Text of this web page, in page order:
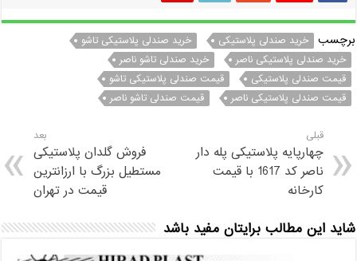
برچسب خرید صندلی پلاستیکی
خرید صندلی پلاستیکی تاشو
خرید صندلی پلاستیکی ناصر
خرید صندلی تاشو ناصر
قیمت صندلی پلاستیکی
قیمت صندلی پلاستیکی تاشو
قیمت صندلی پلاستیکی ناصر
قیمت صندلی تاشو ناصر
قبلی
چهارپایه پلاستیکی پله دار
ناصر کد 1617 با قیمت
کارخانه
بعد
فروش گلدان پلاستیکی
مستطیل بزرگ با ارزانترین
قیمت در تهران
شاید این مطالب برایتان مفید باشد